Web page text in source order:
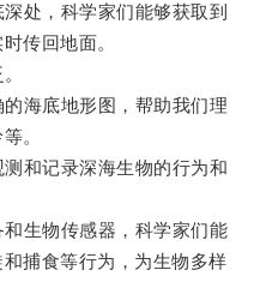
处，科学家们能够获取到
传回地面。
海底地形图，帮助我们理
。
和记录深海生物的行为和
生物传感器，科学家们能
捕食等行为，为生物多样